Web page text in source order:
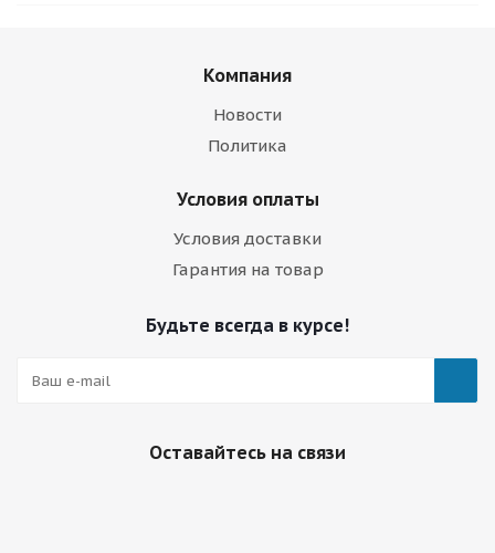
Компания
Новости
Политика
Условия оплаты
Условия доставки
Гарантия на товар
Будьте всегда в курсе!
Оставайтесь на связи